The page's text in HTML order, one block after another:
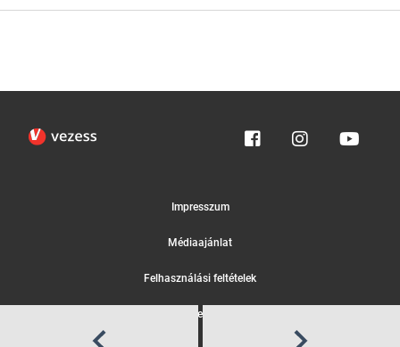
Impresszum
Médiaajánlat
Felhasználási feltételek
Egyedi adatkezelési tájékoztató